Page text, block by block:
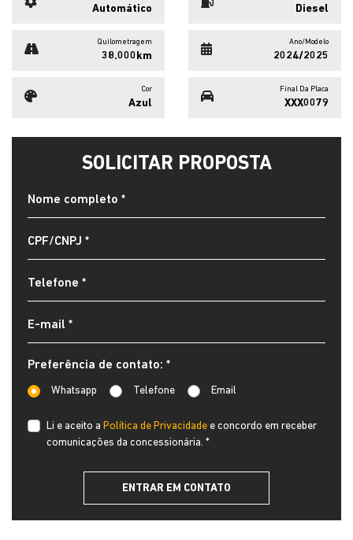
Automático Diesel
Quilometragem
38.000km
Ano/Modelo
2024/2025
Cor
Azul
Final Da Placa
XXX0079
SOLICITAR PROPOSTA
Preferência de contato: *
Whatsapp Telefone Email
Li e aceito a Política de Privacidade e concordo em receber
comunicações da concessionária. *
ENTRAR EM CONTATO